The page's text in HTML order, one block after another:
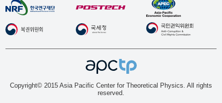
Copyright© 2015 Asia Pacific Center for Theoretical Physics. All rights
reserved.